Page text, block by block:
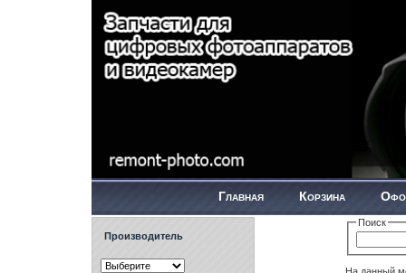
Главная Корзина
Производитель
Поиск